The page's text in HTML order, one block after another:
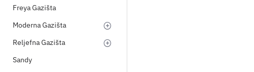
Freya Gazišta
Moderna Gazišta
Reljefna Gazišta
Sandy